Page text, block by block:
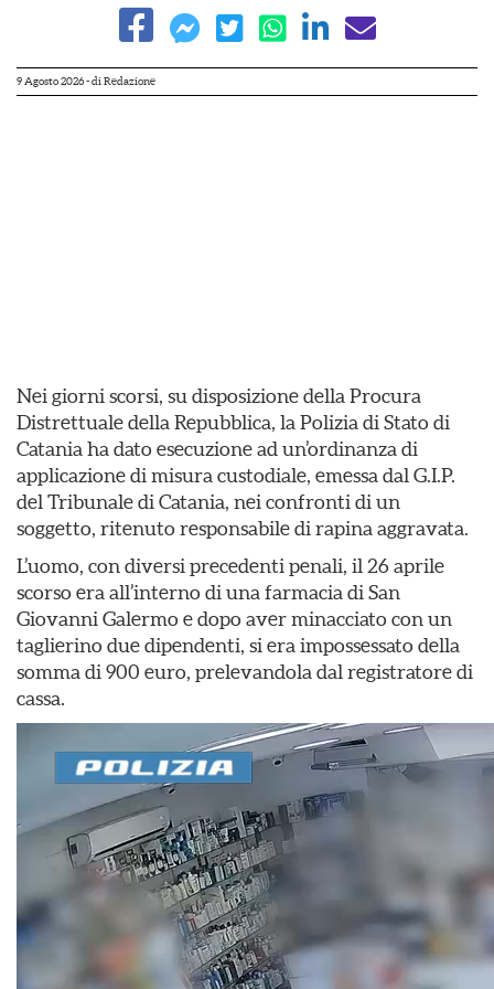
9 Agosto 2026- di Redazione
Nei giorni scorsi, su disposizione della Procura
Distrettuale della Repubblica, la Polizia di Stato di
Catania ha dato esecuzione ad un’ordinanza di
applicazione di misura custodiale, emessa dal G.I.P.
del Tribunale di Catania, nei confronti di un
soggetto, ritenuto responsabile di rapina aggravata.
L’uomo, con diversi precedenti penali, il 26 aprile
scorso era all’interno di una farmacia di San
Giovanni Galermo e dopo aver minacciato con un
taglierino due dipendenti, si era impossessato della
somma di 900 euro, prelevandola dal registratore di
cassa.